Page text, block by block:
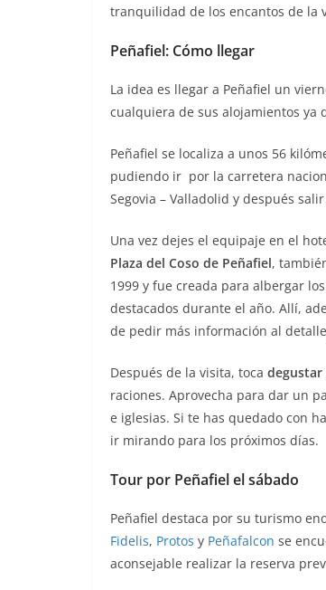
tranquilidad de los encantos de la
Peñafiel: Cómo llegar
La idea es llegar a Peñafiel un
cualquiera de sus alojamientos ya
Peñafiel se localiza a unos 56
pudiendo ir por la carretera
Segovia – Valladolid y después
Una vez dejes el equipaje en el
Plaza del Coso de Peñafiel,
1999 y fue creada para albergar
destacados durante el año. Allí,
de pedir más información al
Después de la visita, toca degustar
raciones. Aprovecha para dar un
e iglesias. Si te has quedado con
ir mirando para los próximos días.
Tour por Peñafiel el sábado
Peñafiel destaca por su turismo
Fidelis, Protos y Peñafalcon se
aconsejable realizar la reserva